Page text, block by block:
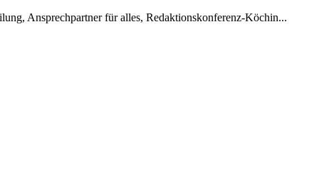
Ansprechpartner für alles, Redaktionskonferenz-Köchin...